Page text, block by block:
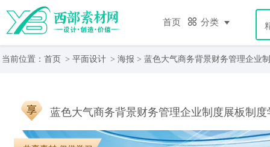
首页 分类
当前位置： 首页 > 平面设计 > 海报 > 蓝色大气商务背景财务管理企业
蓝色大气商务背景财务管理企业制度展板制